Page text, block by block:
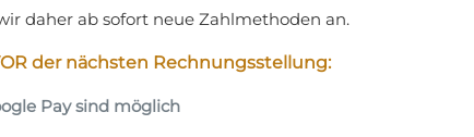
daher ab sofort neue Zahlmethoden an.
der nächsten Rechnungsstellung:
Pay sind möglich